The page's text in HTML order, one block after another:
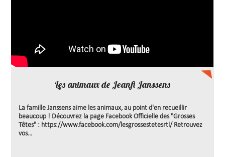
Les animaux de Jeanfi Janssens
La famille Janssens aime les animaux, au point d'en recueillir
beaucoup ! Découvrez la page Facebook Officielle des "Grosses
Têtes" : https://www.facebook.com/lesgrossestetesrtl/ Retrouvez
vos...